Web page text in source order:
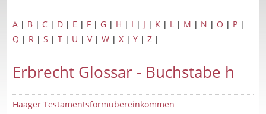
A | B | C | D | E | F | G | H | I | J | K | L | M | N | O | P |
Q | R |S |T | U |V|W |X |Y |Z |
Erbrecht Glossar - Buchstabe h
Haager Testamentsformübereinkommen